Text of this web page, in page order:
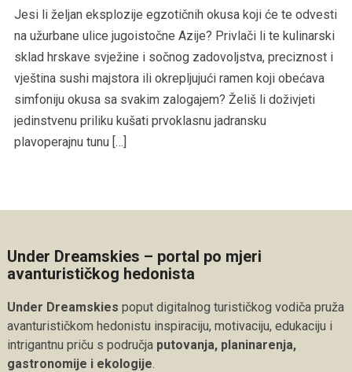
Jesi li željan eksplozije egzotičnih okusa koji će te odvesti
na užurbane ulice jugoistočne Azije? Privlači li te kulinarski
sklad hrskave svježine i sočnog zadovoljstva, preciznost i
vještina sushi majstora ili okrepljujući ramen koji obećava
simfoniju okusa sa svakim zalogajem? Želiš li doživjeti
jedinstvenu priliku kušati prvoklasnu jadransku
plavoperajnu tunu […]
Under Dreamskies – portal po mjeri
avanturističkog hedonista
Under Dreamskies poput digitalnog turističkog vodiča pruža
avanturističkom hedonistu inspiraciju, motivaciju, edukaciju i
intrigantnu priču s područja putovanja, planinarenja,
gastronomije i ekologije.